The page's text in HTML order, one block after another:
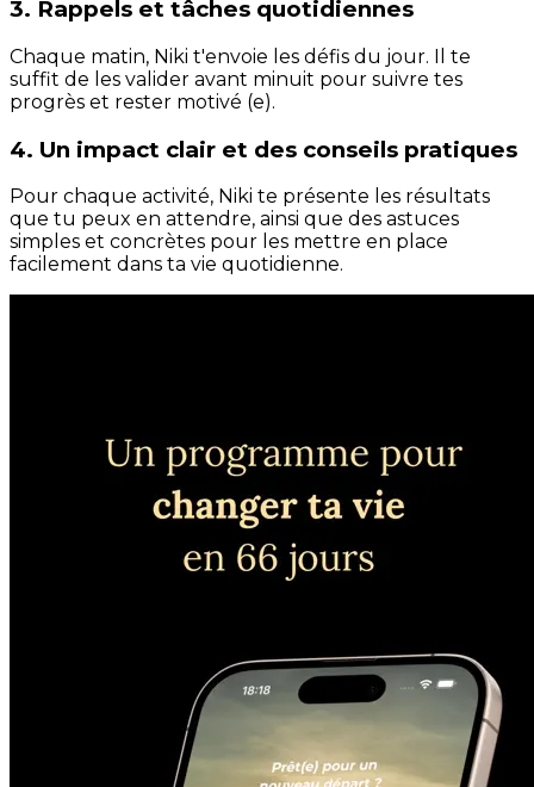
3. Rappels et tâches quotidiennes
Chaque matin, Niki t'envoie les défis du jour. Il te
suffit de les valider avant minuit pour suivre tes
progrès et rester motivé (e).
4. Un impact clair et des conseils pratiques
Pour chaque activité, Niki te présente les résultats
que tu peux en attendre, ainsi que des astuces
simples et concrètes pour les mettre en place
facilement dans ta vie quotidienne.